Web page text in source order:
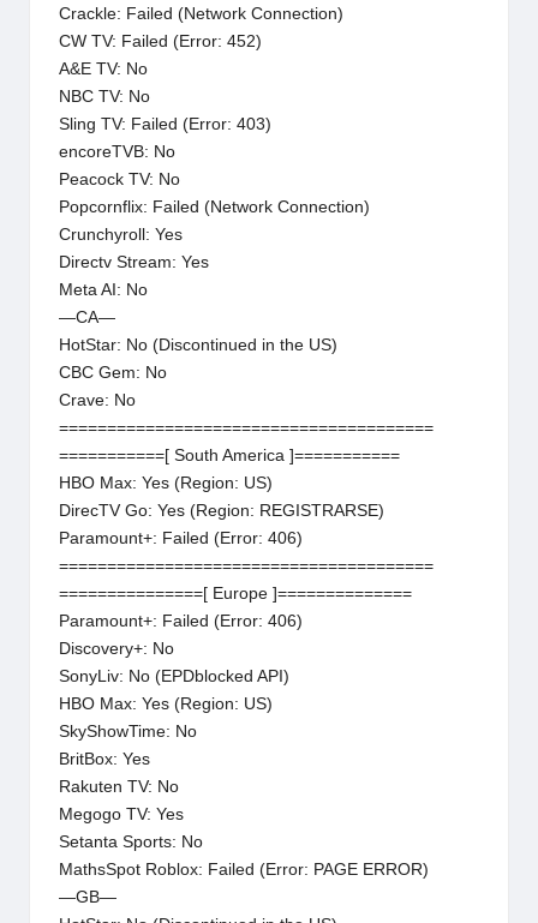
Crackle: Failed (Network Connection)
CW TV: Failed (Error: 452)
A&E TV: No
NBC TV: No
Sling TV: Failed (Error: 403)
encoreTVB: No
Peacock TV: No
Popcornflix: Failed (Network Connection)
Crunchyroll: Yes
Directv Stream: Yes
Meta AI: No
—CA—
HotStar: No (Discontinued in the US)
CBC Gem: No
Crave: No
=======================================
===========[ South America ]===========
HBO Max: Yes (Region: US)
DirecTV Go: Yes (Region: REGISTRARSE)
Paramount+: Failed (Error: 406)
=======================================
===============[ Europe ]==============
Paramount+: Failed (Error: 406)
Discovery+: No
SonyLiv: No (EPDblocked API)
HBO Max: Yes (Region: US)
SkyShowTime: No
BritBox: Yes
Rakuten TV: No
Megogo TV: Yes
Setanta Sports: No
MathsSpot Roblox: Failed (Error: PAGE ERROR)
—GB—